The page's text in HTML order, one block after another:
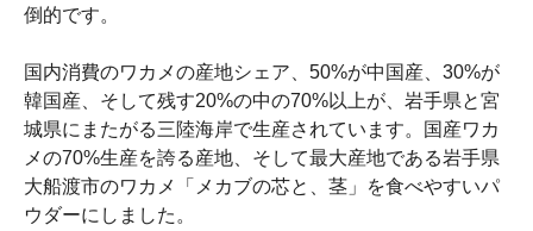
倒的です。
国内消費のワカメの産地シェア、50%が中国産、30%が
韓国産、そして残す20%の中の70%以上が、岩手県と宮
城県にまたがる三陸海岸で生産されています。国産ワカ
メの70%生産を誇る産地、そして最大産地である岩手県
大船渡市のワカメ「メカブの芯と、茎」を食べやすいパ
ウダーにしました。